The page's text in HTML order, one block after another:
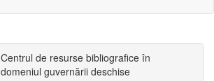
Centrul de resurse bibliografice în
domeniul guvernării deschise